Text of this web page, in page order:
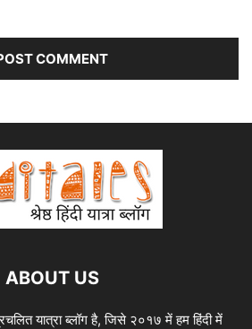
ABOUT US
यात्रा ब्लॉग है, जिसे २०१७ में हम हिंदी में